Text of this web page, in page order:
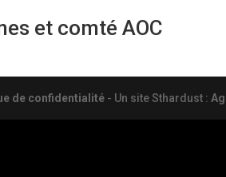
et comté AOC
de confidentialité- Un site Sthardust :